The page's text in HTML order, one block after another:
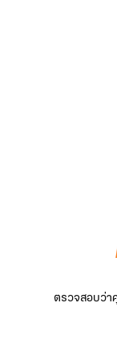
ตรวจสอบว่า